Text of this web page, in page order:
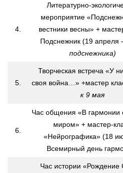
Евсинская сельская
Сельская библиотека
Елбашинская сельская
Искитимская сельская
Сельская библиотека
Китернинская сельская
Лебедевская сельская
Легостаевская
Линевская поселковая
Карта сайта
4.
Литературно-
мероприятие
вестники весны» +
Подснежник (19
подснежника)
5.
Творческая встреча «У
своя война…» +мастер
к 9 мая
6.
Час общения «В гармонии
миром» + мастер-
«Нейрографика» (18
Всемирный день
Час истории «Рождение